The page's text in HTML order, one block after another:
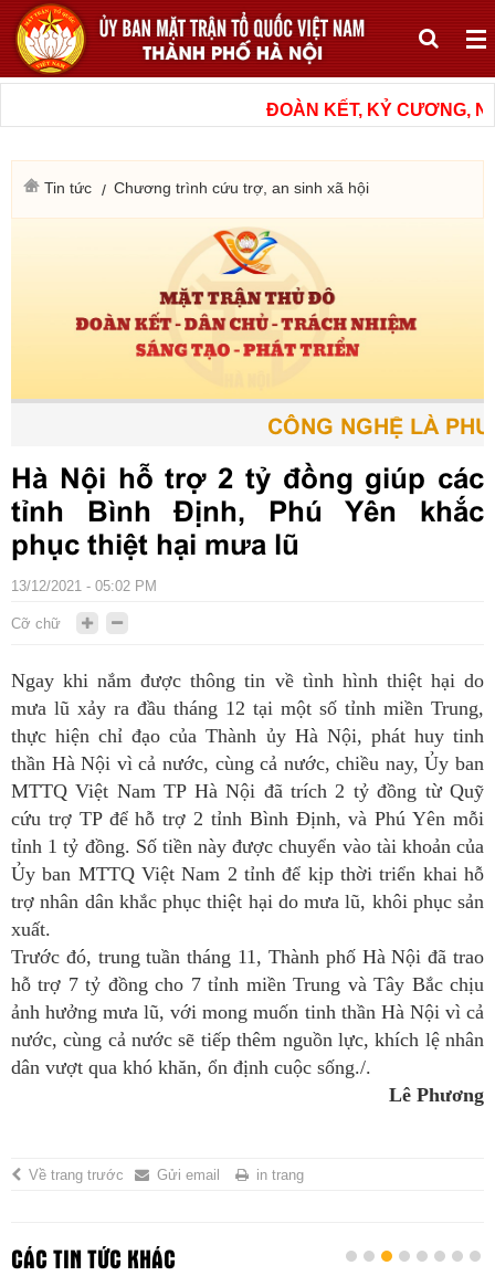
ĐOÀN KẾT, KỶ CƯƠNG,
Tin tức Chương trình cứu trợ, an sinh xã hội
CÔNG NGHỆ LÀ
Hà Nội hỗ trợ 2 tỷ đồng giúp các
tỉnh Bình Định, Phú Yên khắc
phục thiệt hại mưa lũ
13/12/2021 - 05:02 PM
Cỡ chữ
Ngay khi nắm được thông tin về tình hình thiệt hại do
mưa lũ xảy ra đầu tháng 12 tại một số tỉnh miền Trung,
thực hiện chỉ đạo của Thành ủy Hà Nội, phát huy tinh
thần Hà Nội vì cả nước, cùng cả nước, chiều nay, Ủy ban
MTTQ Việt Nam TP Hà Nội đã trích 2 tỷ đồng từ Quỹ
cứu trợ TP để hỗ trợ 2 tỉnh Bình Định, và Phú Yên mỗi
tỉnh 1 tỷ đồng. Số tiền này được chuyển vào tài khoản của
Ủy ban MTTQ Việt Nam 2 tỉnh để kịp thời triển khai hỗ
trợ nhân dân khắc phục thiệt hại do mưa lũ, khôi phục sản
xuất.
Trước đó, trung tuần tháng 11, Thành phố Hà Nội đã trao
hỗ trợ 7 tỷ đồng cho 7 tỉnh miền Trung và Tây Bắc chịu
ảnh hưởng mưa lũ, với mong muốn tinh thần Hà Nội vì cả
nước, cùng cả nước sẽ tiếp thêm nguồn lực, khích lệ nhân
dân vượt qua khó khăn, ổn định cuộc sống./.
Lê Phương
Về trang trước Gửi email in trang
CÁC TIN TỨC KHÁC